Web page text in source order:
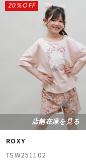
店舗在庫を見る
ROXY
TSW251102
20%OFF